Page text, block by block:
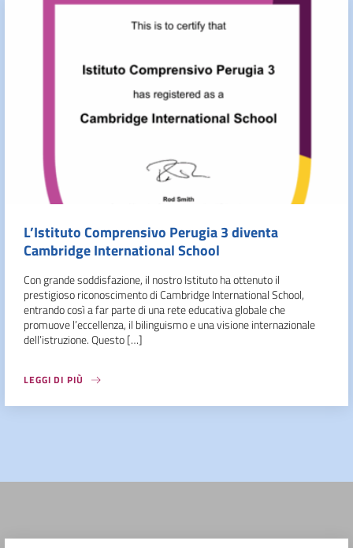
L’Istituto Comprensivo Perugia 3 diventa
Cambridge International School
Con grande soddisfazione, il nostro Istituto ha ottenuto il
prestigioso riconoscimento di Cambridge International School,
entrando così a far parte di una rete educativa globale che
promuove l’eccellenza, il bilinguismo e una visione internazionale
dell’istruzione. Questo […]
LEGGI DI PIÙ